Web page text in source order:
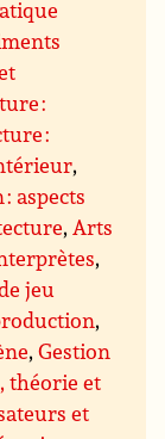
:
:
,
aspects
,Arts
,
jeu
,
,Gestion
théorie et
et